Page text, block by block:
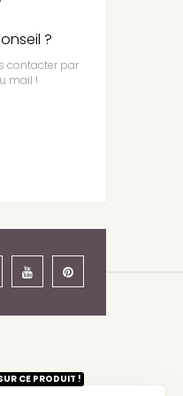
CE PRODUIT !
?
contacter par
mail !